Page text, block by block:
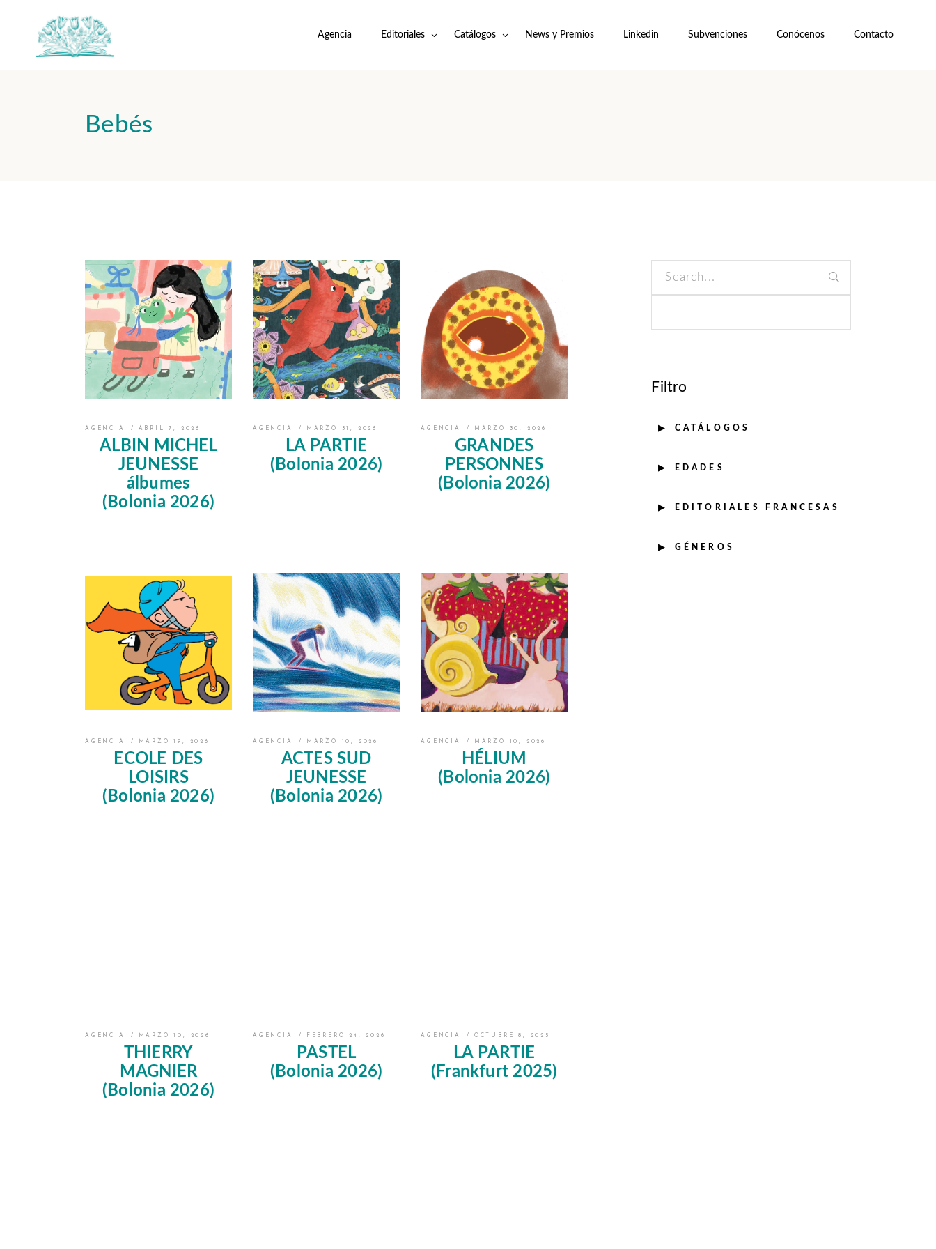
Agencia Editoriales Catálogos News y Premios Linkedin Subvenciones Conócenos Contacto
Bebés
AGENCIA ABRIL 7, 2026
ALBIN MICHEL
JEUNESSE
álbumes
(Bolonia 2026)
AGENCIA MARZO 31, 2026
LA PARTIE
(Bolonia 2026)
AGENCIA MARZO 30, 2026
GRANDES
PERSONNES
(Bolonia 2026)
AGENCIA MARZO 19, 2026
ECOLE DES
LOISIRS
(Bolonia 2026)
AGENCIA MARZO 10, 2026
ACTES SUD
JEUNESSE
(Bolonia 2026)
AGENCIA MARZO 10, 2026
HÉLIUM
(Bolonia 2026)
AGENCIA MARZO 10, 2026
THIERRY
MAGNIER
(Bolonia 2026)
AGENCIA FEBRERO 24, 2026
PASTEL
(Bolonia 2026)
AGENCIA OCTUBRE 8, 2025
LA PARTIE
(Frankfurt 2025)
Search
Filtro
CATÁLOGOS
EDADES
EDITORIALES FRANCESAS
GÉNEROS